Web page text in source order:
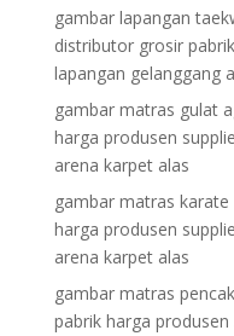
gambar lapangan
distributor grosir
lapangan gelanggang
gambar matras gulat
harga produsen
arena karpet alas
gambar matras
harga produsen
arena karpet alas
gambar matras
pabrik harga